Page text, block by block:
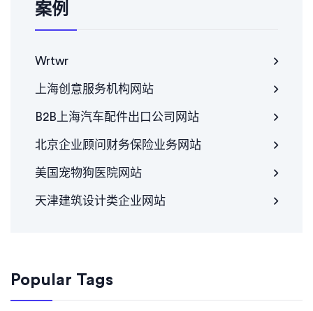
案例
Wrtwr
上海创意服务机构网站
B2B上海汽车配件出口公司网站
北京企业顾问财务保险业务网站
美国宠物狗医院网站
天津建筑设计类企业网站
Popular Tags